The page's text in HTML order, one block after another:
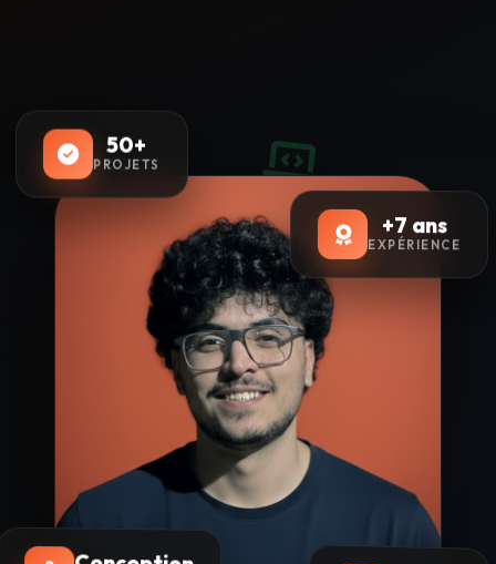
PROJETS
+7 ans
EXPÉRIENCE